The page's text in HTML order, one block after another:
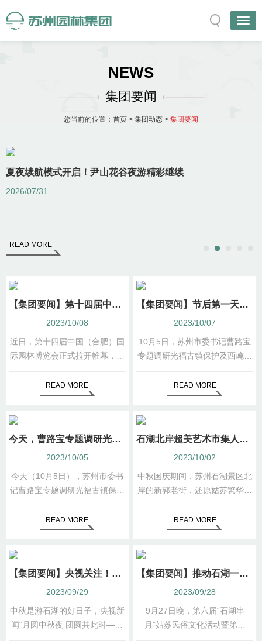
NEWS
集团要闻
您当前的位置： 首页 > 集团动态 > 集团要闻
夏夜续航模式开启！尹山花谷夜游精彩继续
2026/07/31
READ MORE
【集团要闻】第十四届中国（合肥）国际园林博览会苏州园国庆活动圆满完成
2023/10/08
近日，第十四届中国（合肥）国
际园林博览会正式拉开帷幕，苏
以“林泉真趣，姑苏佳音”为主题
正式亮相。
READ MORE
【集团要闻】节后第一天，苏州园林集团迅速行动 召开专题会议传达曹路宝书记调研精神
2023/10/07
10月5日，苏州市委书记曹路宝
专题调研光福古镇保护及西崦湖
READ MORE
今天，曹路宝专题调研光福古镇保护及西崦湖生态修复工作
2023/10/05
今天（10月5日），苏州市委书
记曹路宝专题调研光福古镇保护
展主题教育，深入一线体察实
情，研究破解发展难题。
READ MORE
石湖北岸超美艺术市集人气旺，今晚还有惊喜上演！
2023/10/02
中秋国庆期间，苏州石湖景区北
岸的新郭老街，还原姑苏繁华图
国优秀文化主理人举行石湖北岸
艺术市集，受到各界媒体的广泛
READ MORE
【集团要闻】央视关注！古有姑苏繁华图今有姑苏繁华园——来石湖看百年前的姑苏雅集
2023/09/29
中秋是游石湖的好日子，央视新
闻“月圆中秋夜 团圆共此时——
【集团要闻】推动石湖一体化品牌合作！第六届“石湖串月”姑苏民俗文化活动暨第三届“石湖邀月”艺术节系列活动正式开幕
2023/09/28
9月27日晚，第六届“石湖串
月”姑苏民俗文化活动暨第三